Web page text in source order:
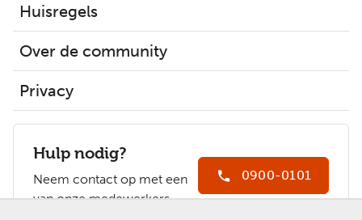
Huisregels
Over de community
Privacy
Hulp nodig?
Neem contact op met een
van onze medewerkers.
0900-0101